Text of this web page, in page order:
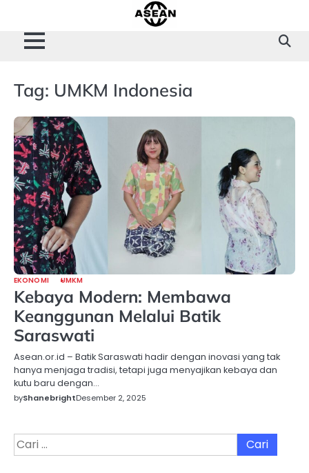
content
Tag: UMKM Indonesia
EKONOMI UMKM
Kebaya Modern: Membawa
Keanggunan Melalui Batik
Saraswati
Asean.or.id – Batik Saraswati hadir dengan inovasi yang tak
hanya menjaga tradisi, tetapi juga menyajikan kebaya dan
kutu baru dengan…
byShanebrightDesember 2, 2025
Cari
untuk: